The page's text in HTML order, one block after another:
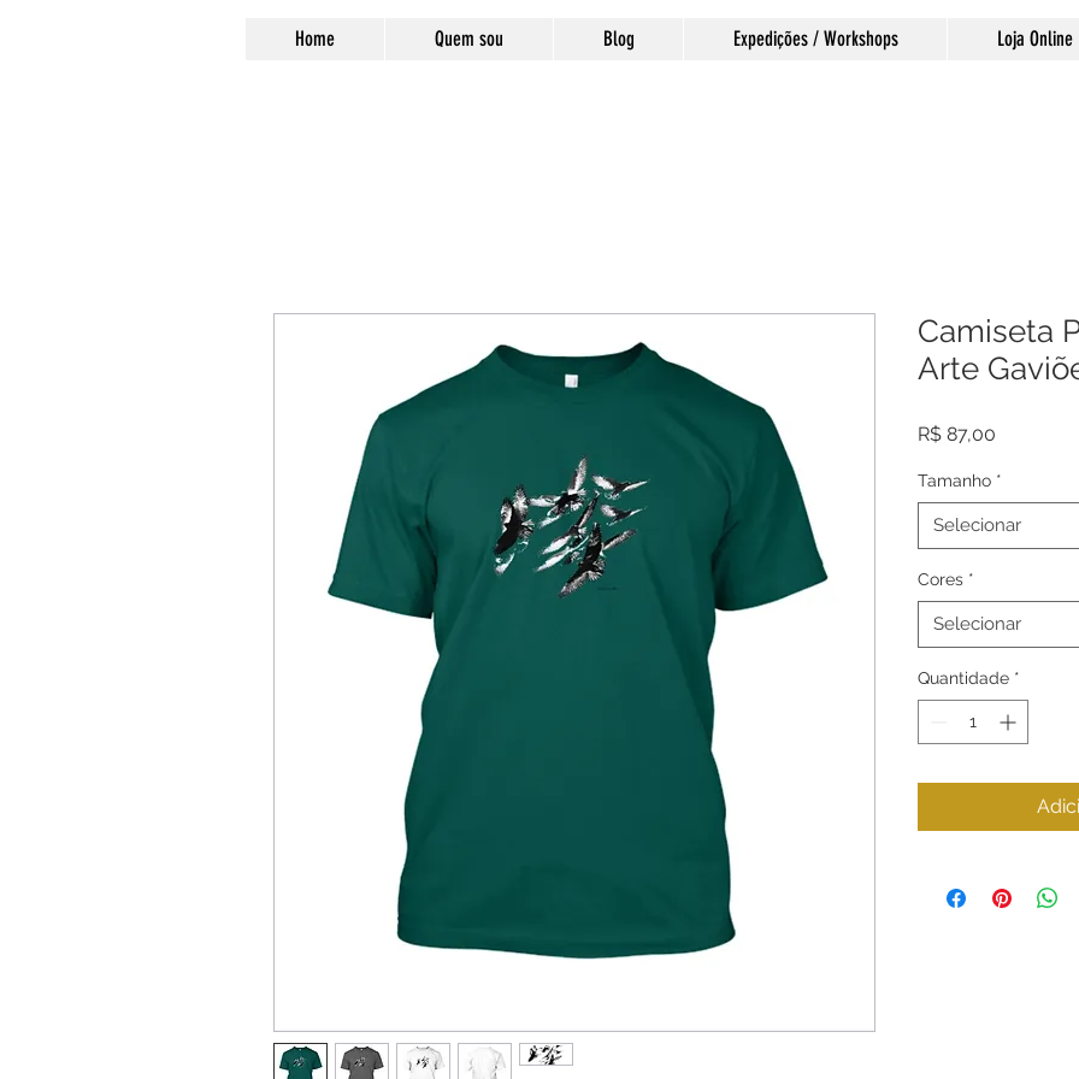
Home Quem sou Blog Expedições / Workshops Loja Online
Camiseta
Arte
R$ 87,00
Tamanho *
Selecionar
Cores *
Selecionar
Quantidade *